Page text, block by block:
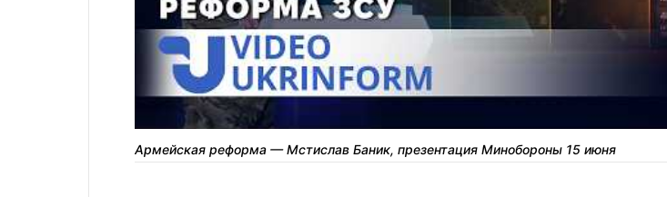
Армейская реформа — Мстислав Баник, презентация Минобороны 15 июня